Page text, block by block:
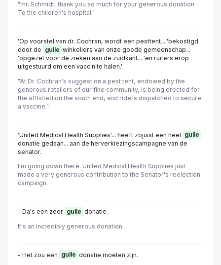
"mr. Schmidt, thank you so much for your generous donation
To the children's hospital."
'Op voorstel van dr. Cochran, wordt een pesttent... 'bekostigd
door de gulle winkeliers van onze goede gemeenschap...
'opgezet voor de zieken aan de zuidkant... 'en ruiters erop
uitgestuurd om een vaccin te halen.'
"At Dr. Cochran's suggestion a pest tent, endowed by the
generous retailers of our fine community, is being erected for
the afflicted on the south end, and riders dispatched to secure
a vaccine."
'United Medical Health Supplies'... heeft zojuist een heel gulle
donatie gedaan... aan de herverkiezingscampagne van de
senator.
I'm going down there. United Medical Health Supplies just
made a very generous contribution to the Senator's reelection
campaign.
- Da's een zeer gulle donatie.
It's an incredibly generous donation.
- Het zou een gulle donatie moeten zijn.